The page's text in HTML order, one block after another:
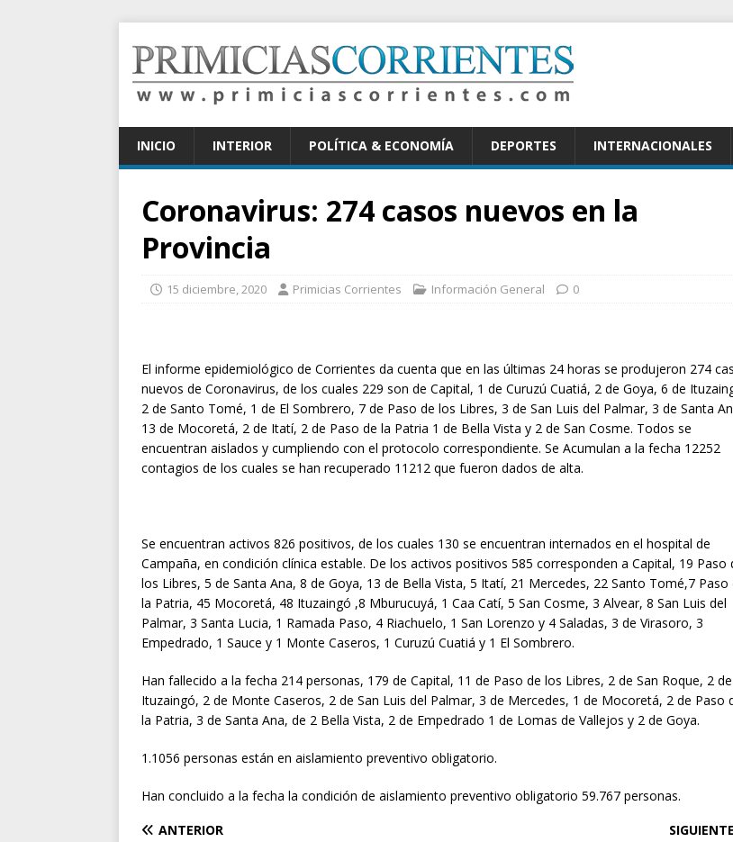
INICIO INTERIOR POLÍTICA & ECONOMÍA DEPORTES INTERNACIONALES
Coronavirus: 274 casos nuevos en la
Provincia
15 diciembre, 2020 Primicias Corrientes Información General 0
El informe epidemiológico de Corrientes da cuenta que en las últimas 24 horas se produjeron 274
nuevos de Coronavirus, de los cuales 229 son de Capital, 1 de Curuzú Cuatiá, 2 de Goya, 6 de
2 de Santo Tomé, 1 de El Sombrero, 7 de Paso de los Libres, 3 de San Luis del Palmar, 3 de Santa
13 de Mocoretá, 2 de Itatí, 2 de Paso de la Patria 1 de Bella Vista y 2 de San Cosme. Todos se
encuentran aislados y cumpliendo con el protocolo correspondiente. Se Acumulan a la fecha 12252
contagios de los cuales se han recuperado 11212 que fueron dados de alta.
Se encuentran activos 826 positivos, de los cuales 130 se encuentran internados en el hospital de
Campaña, en condición clínica estable. De los activos positivos 585 corresponden a Capital, 19 Paso
los Libres, 5 de Santa Ana, 8 de Goya, 13 de Bella Vista, 5 Itatí, 21 Mercedes, 22 Santo Tomé,7 Paso
la Patria, 45 Mocoretá, 48 Ituzaingó ,8 Mburucuyá, 1 Caa Catí, 5 San Cosme, 3 Alvear, 8 San Luis del
Palmar, 3 Santa Lucia, 1 Ramada Paso, 4 Riachuelo, 1 San Lorenzo y 4 Saladas, 3 de Virasoro, 3
Empedrado, 1 Sauce y 1 Monte Caseros, 1 Curuzú Cuatiá y 1 El Sombrero.
Han fallecido a la fecha 214 personas, 179 de Capital, 11 de Paso de los Libres, 2 de San Roque, 2 de
Ituzaingó, 2 de Monte Caseros, 2 de San Luis del Palmar, 3 de Mercedes, 1 de Mocoretá, 2 de Paso
la Patria, 3 de Santa Ana, de 2 Bella Vista, 2 de Empedrado 1 de Lomas de Vallejos y 2 de Goya.
1.1056 personas están en aislamiento preventivo obligatorio.
Han concluido a la fecha la condición de aislamiento preventivo obligatorio 59.767 personas.
ANTERIOR
SIGUIENTE